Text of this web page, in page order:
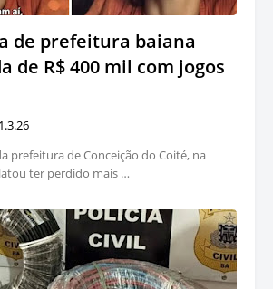
de prefeitura baiana
de R$ 400 mil com jogos
prefeitura de Conceição do Coité, na
ter perdido mais …